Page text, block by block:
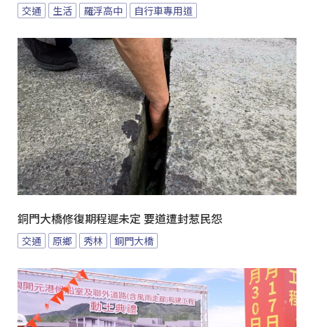
交通 生活 羅浮高中 自行車專用道
銅門大橋修復期程遲未定 要道遭封惹民怨
交通 原鄉 秀林 銅門大橋